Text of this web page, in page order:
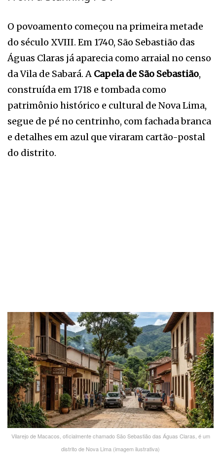
O povoamento começou na primeira metade
do século XVIII. Em 1740, São Sebastião das
Águas Claras já aparecia como arraial no censo
da Vila de Sabará. A Capela de São Sebastião,
construída em 1718 e tombada como
patrimônio histórico e cultural de Nova Lima,
segue de pé no centrinho, com fachada branca
e detalhes em azul que viraram cartão-postal
do distrito.
Vilarejo de Macacos, oficialmente chamado São Sebastião das Águas Claras, é um
distrito de Nova Lima (imagem ilustrativa)